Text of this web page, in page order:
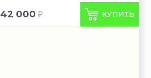
42 000 КУПИТЬ